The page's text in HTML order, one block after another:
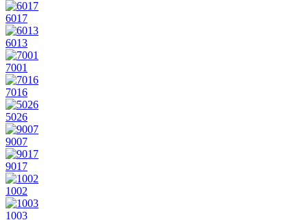
6017
6013
7001
7016
5026
9007
9017
1002
1003